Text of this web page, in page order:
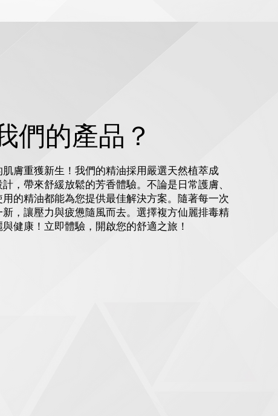
們的產品？
膚重獲新生！我們的精油採用嚴選天然植萃成
，帶來舒緩放鬆的芳香體驗。不論是日常護膚、
的精油都能為您提供最佳解決方案。隨著每一次
，讓壓力與疲憊隨風而去。選擇複方仙麗排毒精
健康！立即體驗，開啟您的舒適之旅！